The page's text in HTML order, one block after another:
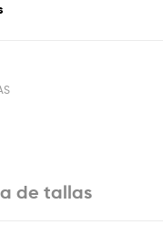
de tallas